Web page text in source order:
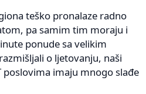
teško pronalaze radno
pa samim tim moraju i
ponude sa velikim
o ljetovanju, naši
poslovima imaju mnogo slađe